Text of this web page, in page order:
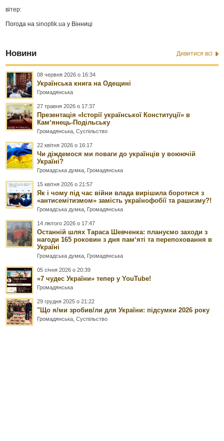
вітер:
Погода наsinoptik.ua у Вінниці
Новини Дивитися всі
08 червня 2026 о 16:34
Українська книга на Одещині
Громадянська
27 травня 2026 о 17:37
Презентація «Історії української Конституції» в
Камʼянець-Подільську
Громадянська ,Суспільство
22 квітня 2026 о 16:17
Чи діждемося ми поваги до українців у воюючій
Україні?
Громадська думка Громадянська
15 квітня 2026 о 21:57
Як і чому під час війни влада вирішила боротися з
«антисемітизмом» замість українофобії та рашизму?!
Громадська думка Громадянська
14 лютого 2026 о 17:47
Останній шлях Тараса Шевченка: плануємо заходи з
нагоди 165 роковин з дня памʼяті та перепоховання в
Україні
Громадська думка Громадянська
05 січня 2026 о 20:39
«7 чудес України» тепер у YouTube!
Громадянська
29 грудня 2025 о 21:22
"Що я/ми зробив/ли для України: підсумки 2026 року
Громадянська ,Суспільство